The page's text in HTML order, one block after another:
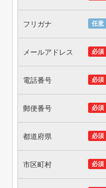
任意
フリガナ
必須
メールアドレス
必須
電話番号
必須
郵便番号
必須
都道府県
必須
市区町村